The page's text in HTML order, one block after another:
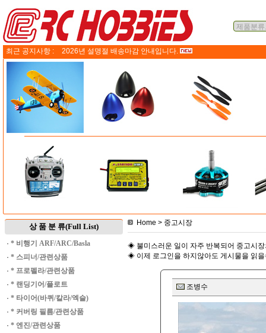
최근 공지사항 : 2026년 설명절 배송마감 안내입니다.
상 품 분 류(Full List)
· * 비행기 ARF/ARC/Basla
· * 스피너/관련상품
· * 프로펠라/관련상품
· * 랜딩기어/플로트
· * 타이어(바퀴/칼라/엑슬)
· * 커버링 필름/관련상품
· * 엔진/관련상품
Home > 중고시장
◈ 불미스러운 일이 자주 반복되어 중고시
◈ 이제 로그인을 하지않아도 게시물을 읽
조병수